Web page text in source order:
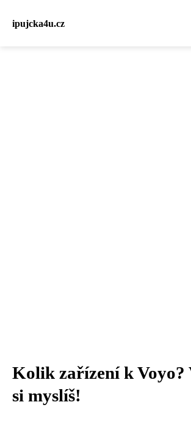
ipujcka4u.cz
Kolik zařízení k Voyo?
si myslíš!